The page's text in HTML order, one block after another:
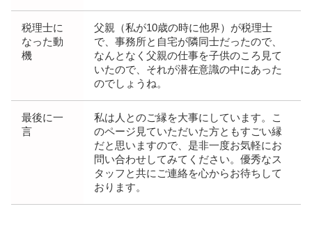
税理士に
なった動
機
父親（私が10歳の時に他界）が税理士
で、事務所と自宅が隣同士だったので、
なんとなく父親の仕事を子供のころ見て
いたので、それが潜在意識の中にあった
のでしょうね。
最後に一
言
私は人とのご縁を大事にしています。こ
のページ見ていただいた方ともすごい縁
だと思いますので、是非一度お気軽にお
問い合わせしてみてください。優秀なス
タッフと共にご連絡を心からお待ちして
おります。